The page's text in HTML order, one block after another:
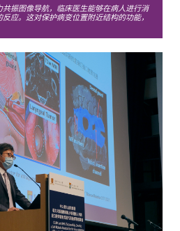
振图像导航，临床医生能够在病人进行消
应。这对保护病变位置附近结构的功能，